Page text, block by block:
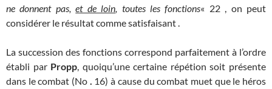
ne donnent pas,et de loin, toutes les fonctions« 22 , on peut
considérer le résultat comme satisfaisant .
La succession des fonctions correspond parfaitement à l’ordre
établi par Propp, quoiqu’une certaine répétion soit présente
dans le combat (No . 16) à cause du combat muet que le héros